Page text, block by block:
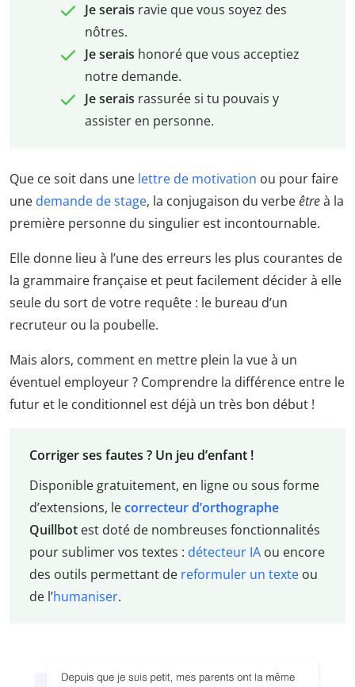
Je serais ravie que vous soyez des
nôtres.
Je serais honoré que vous acceptiez
notre demande.
Je serais rassurée si tu pouvais y
assister en personne.
Que ce soit dans une lettre de motivation ou pour faire
une demande de stage, la conjugaison du verbeêtreà la
première personne du singulier est incontournable.
Elle donne lieu à l’une des erreurs les plus courantes de
la grammaire française et peut facilement décider à elle
seule du sort de votre requête : le bureau d’un
recruteur ou la poubelle.
Mais alors, comment en mettre plein la vue à un
éventuel employeur ? Comprendre la différence entre le
futur et le conditionnel est déjà un très bon début !
Corriger ses fautes ? Un jeu d’enfant !
Disponible gratuitement, en ligne ou sous forme
d’extensions, lecorrecteur d’orthographe
Quillbot est doté de nombreuses fonctionnalités
pour sublimer vos textes : détecteur IAou encore
des outils permettant de reformuler un texteou
de l’humaniser.